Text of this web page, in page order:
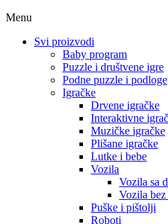
Menu
Svi proizvodi
Baby program
Puzzle i društvene igre
Podne puzzle i podloge
Igračke
Drvene igračke
Interaktivne
Muzičke igračke
Plišane igračke
Lutke i bebe
Vozila
Vozila sa
Vozila
Puške i pištolji
Roboti